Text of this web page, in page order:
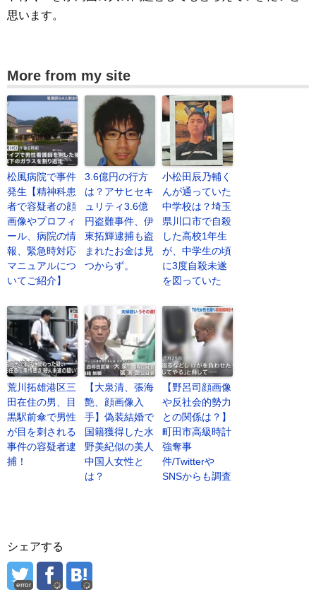
思います。
More from my site
松風病院で事件
発生【精神科患
者で容疑者の顔
画像やプロフィ
ール、病院の情
報、緊急時対応
マニュアルにつ
いてご紹介】
3.6億円の行方
は？アサヒセキ
ュリティ3.6億
円盗難事件、伊
東拓輝逮捕も盗
まれたお金は見
つからず。
小松田辰乃輔く
んが通っていた
中学校は？埼玉
県川口市で自殺
した高校1年生
が、中学生の頃
に3度自殺未遂
を図っていた
荒川拓雄港区三
田在住の男、目
黒駅前傘で男性
が目を刺される
事件の容疑者逮
捕！
【大泉清、張海
艶、顔画像入
手】偽装結婚で
国籍獲得した水
野美紀似の美人
中国人女性と
は？
【野呂司顔画像
や反社会的勢力
との関係は？】
町田市高級時計
強奪事
件/Twitterや
SNSからも調査
シェアする
error